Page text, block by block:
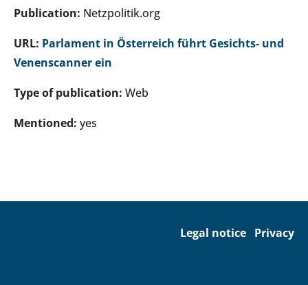
Publication: Netzpolitik.org
URL: Parlament in Österreich führt Gesichts- und
Venenscanner ein
Type of publication: Web
Mentioned: yes
Legal notice Privacy